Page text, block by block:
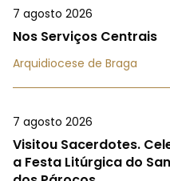
7 agosto 2026
Nos Serviços Centrais
Arquidiocese de Braga
7 agosto 2026
Visitou Sacerdotes.
a Festa Litúrgica do